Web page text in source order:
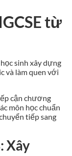
từ
sinh xây dựng
và làm quen với
cận chương
môn học chuẩn
tiếp sang
Xây